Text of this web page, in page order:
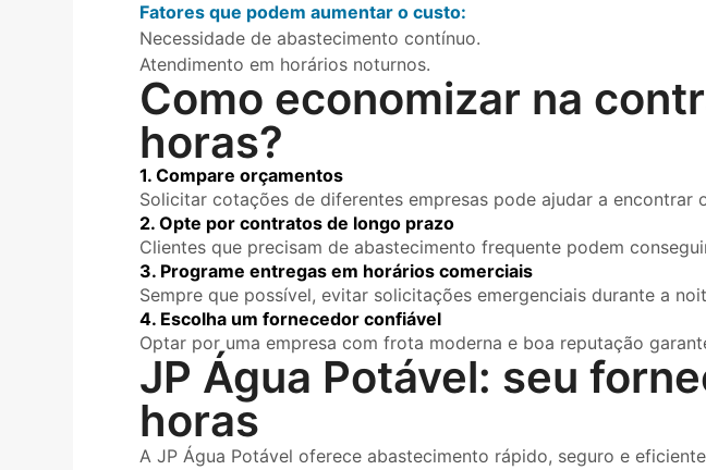
Fatores que podem aumentar o custo:
Necessidade de abastecimento contínuo.
Atendimento em horários noturnos.
Como economizar na
horas?
1. Compare orçamentos
Solicitar cotações de diferentes empresas pode ajudar a encontrar
2. Opte por contratos de longo prazo
Clientes que precisam de abastecimento frequente podem
3. Programe entregas em horários comerciais
Sempre que possível, evitar solicitações emergenciais durante a
4. Escolha um fornecedor confiável
Optar por uma empresa com frota moderna e boa reputação
JP Água Potável: seu
horas
A JP Água Potável oferece abastecimento rápido, seguro e